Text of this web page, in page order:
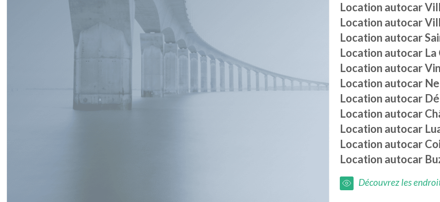
Location autocar
Location autocar
Location autocar
Location autocar
Location autocar
Location autocar
Location autocar
Location autocar
Location autocar
Location autocar
Location autocar
Découvrez les